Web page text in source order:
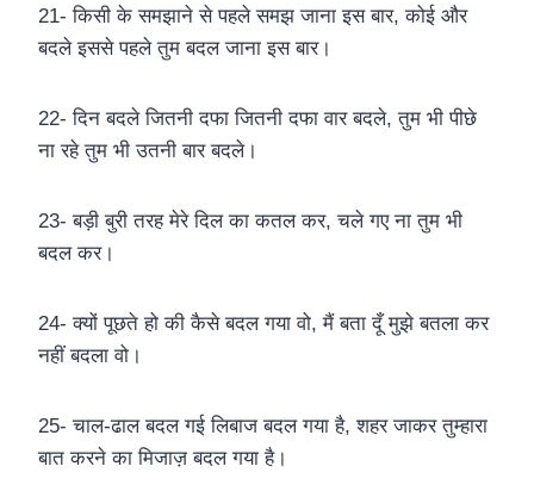
21- किसी के समझाने से पहले समझ जाना इस बार, कोई और
बदले इससे पहले तुम बदल जाना इस बार।
22- दिन बदले जितनी दफा जितनी दफा वार बदले, तुम भी पीछे
ना रहे तुम भी उतनी बार बदले।
23- बड़ी बुरी तरह मेरे दिल का कतल कर, चले गए ना तुम भी
बदल कर।
24- क्यों पूछते हो की कैसे बदल गया वो, मैं बता दूँ मुझे बतला कर
नहीं बदला वो।
25- चाल-ढाल बदल गई लिबाज बदल गया है, शहर जाकर तुम्हारा
बात करने का मिजाज़ बदल गया है।